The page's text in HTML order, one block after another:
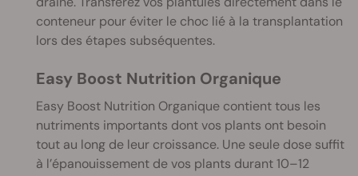
conteneur pour éviter le choc lié à la transplantation
lors des étapes subséquentes.
Easy Boost Nutrition Organique
Easy Boost Nutrition Organique contient tous les
nutriments importants dont vos plants ont besoin
tout au long de leur croissance. Une seule dose suffit
à l’épanouissement de vos plants durant 10–12